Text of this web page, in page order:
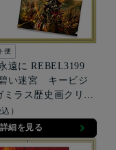
便
遠に REBEL3199
い迷宮 キービジ
ミラス歴史画クリア
セット
）
詳細を見る